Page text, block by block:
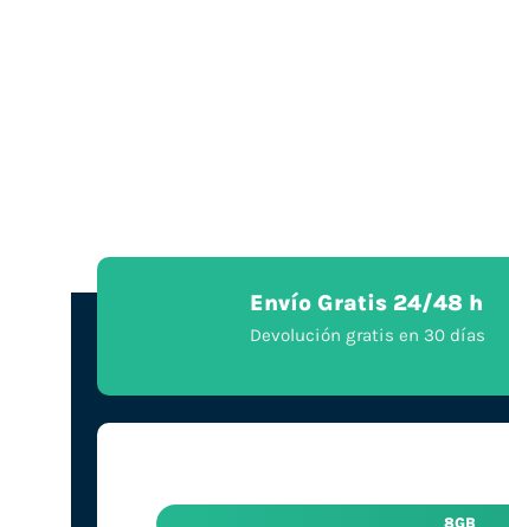
Envío Gratis 24/48 h
Devolución gratis en 30 días
8GB